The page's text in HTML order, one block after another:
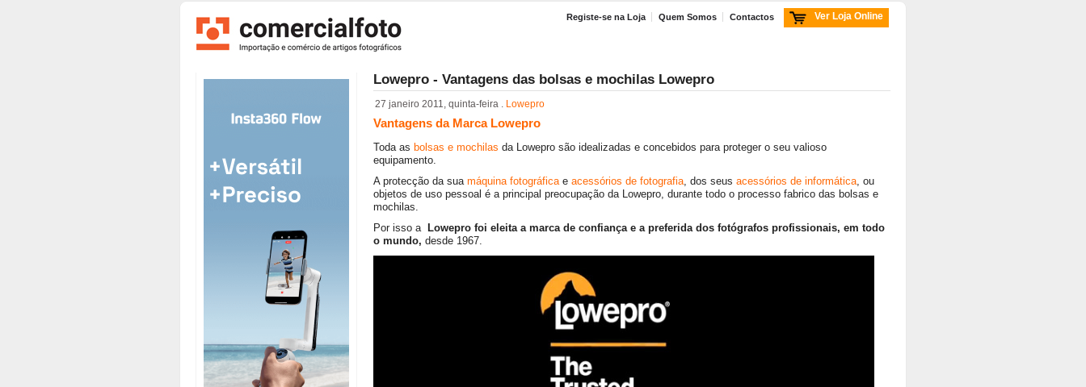
Registe-se na Loja Quem Somos Contactos Ver Loja Online
Lowepro - Vantagens das bolsas e mochilas Lowepro
27 janeiro 2011, quinta-feira . Lowepro
Vantagens da Marca Lowepro
Toda as bolsas e mochilas da Lowepro são idealizadas e concebidos para proteger o seu valioso
equipamento.
A protecção da sua máquina fotográficae acessórios de fotografia, dos seus acessórios de informática, ou
objetos de uso pessoal é a principal preocupação da Lowepro, durante todo o processo fabrico das bolsas e
mochilas.
Por isso a Lowepro foi eleita a marca de confiança e a preferida dos fotógrafos profissionais, em todo
o mundo, desde 1967.